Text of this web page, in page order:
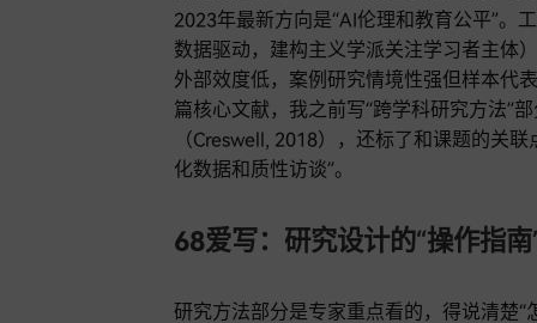
2023年最新方向是“AI伦理和教育公平”。
数据驱动，建构主义学派关注学习者主体
外部效度低，案例研究情境性强但样本代
篇核心文献，我之前写“跨学科研究方法”
（Creswell, 2018），还标了和课题的关
化数据和质性访谈”。
68爱写：研究设计的“操作指南
研究方法部分是专家重点看的，得说清楚“